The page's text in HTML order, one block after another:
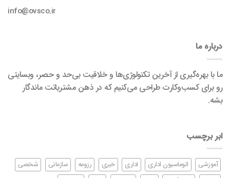
info@ovsco.ir
درباره ما
ما با بهره‌گیری از آخرین تکنولوژی‌ها و خلاقیت بی‌حد و حصر، وبسایتی
رو برای کسب‌وکارت طراحی می‌کنیم که در ذهن مشتریاتت ماندگار
بشه.
ابر برچسب
آموزشی اتوماسیون اداری اداری خبری رزومه سازمانی
شخصی